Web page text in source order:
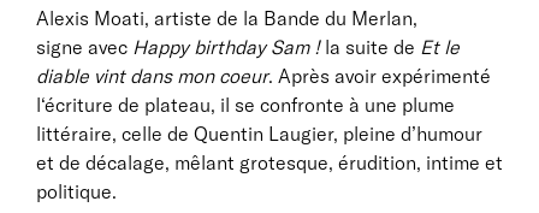
Alexis Moati, artiste de la Bande du Merlan,
signe avec Happy birthday Sam !la suite de Et le
diable vint dans mon coeur. Après avoir expérimenté
l‘écriture de plateau, il se confronte à une plume
littéraire, celle de Quentin Laugier, pleine d’humour
et de décalage, mêlant grotesque, érudition, intime et
politique.